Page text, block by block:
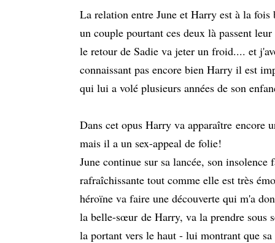
La relation entre June et Harry est à la
un couple pourtant ces deux là passent
le retour de Sadie va jeter un froid.... et
connaissant pas encore bien Harry il est
qui lui a volé plusieurs années de son
Dans cet opus Harry va apparaître encore
mais il a un sex-appeal de folie!
June continue sur sa lancée, son
rafraîchissante tout comme elle est très
héroïne va faire une découverte qui m'a
la belle-sœur de Harry, va la prendre sous
la portant vers le haut - lui montrant que